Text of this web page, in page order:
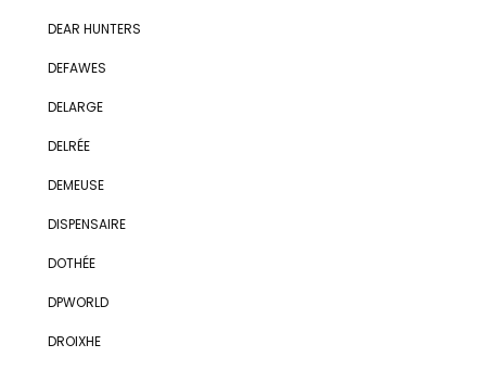
DEAR HUNTERS
DEFAWES
DELARGE
DELRÉE
DEMEUSE
DISPENSAIRE
DOTHÉE
DPWORLD
DROIXHE